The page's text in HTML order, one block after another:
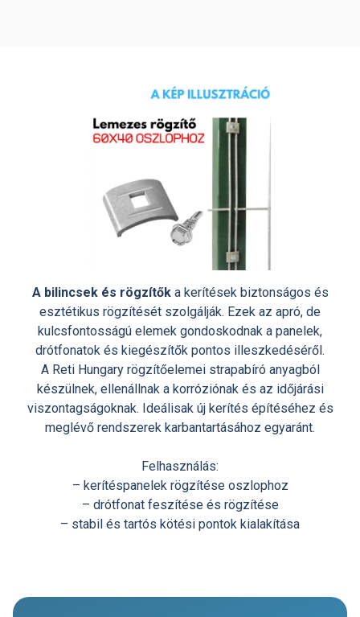
A bilincsek és rögzítőka kerítések biztonságos és
esztétikus rögzítését szolgálják. Ezek az apró, de
kulcsfontosságú elemek gondoskodnak a panelek,
drótfonatok és kiegészítők pontos illeszkedéséről.
A Reti Hungary rögzítőelemei strapabíró anyagból
készülnek, ellenállnak a korróziónak és az időjárási
viszontagságoknak. Ideálisak új kerítés építéséhez és
meglévő rendszerek karbantartásához egyaránt.
Felhasználás:
– kerítéspanelek rögzítése oszlophoz
– drótfonat feszítése és rögzítése
– stabil és tartós kötési pontok kialakítása